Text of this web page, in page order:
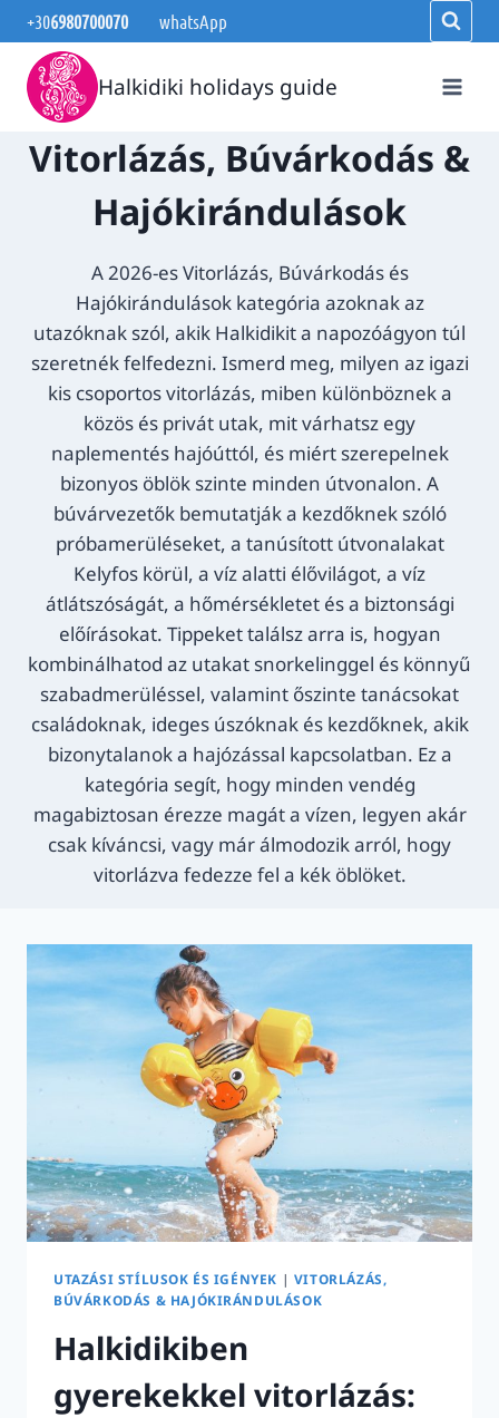
Skip
to
content
+306980700070 whatsApp
Halkidiki holidays guide
Vitorlázás, Búvárkodás &
Hajókirándulások
A 2026-es Vitorlázás, Búvárkodás és
Hajókirándulások kategória azoknak az
utazóknak szól, akik Halkidikit a napozóágyon túl
szeretnék felfedezni. Ismerd meg, milyen az igazi
kis csoportos vitorlázás, miben különböznek a
közös és privát utak, mit várhatsz egy
naplementés hajóúttól, és miért szerepelnek
bizonyos öblök szinte minden útvonalon. A
búvárvezetők bemutatják a kezdőknek szóló
próbamerüléseket, a tanúsított útvonalakat
Kelyfos körül, a víz alatti élővilágot, a víz
átlátszóságát, a hőmérsékletet és a biztonsági
előírásokat. Tippeket találsz arra is, hogyan
kombinálhatod az utakat snorkelinggel és könnyű
szabadmerüléssel, valamint őszinte tanácsokat
családoknak, ideges úszóknak és kezdőknek, akik
bizonytalanok a hajózással kapcsolatban. Ez a
kategória segít, hogy minden vendég
magabiztosan érezze magát a vízen, legyen akár
csak kíváncsi, vagy már álmodozik arról, hogy
vitorlázva fedezze fel a kék öblöket.
UTAZÁSI STÍLUSOK ÉS IGÉNYEK | VITORLÁZÁS,
BÚVÁRKODÁS & HAJÓKIRÁNDULÁSOK
Halkidikiben
gyerekekkel vitorlázás: